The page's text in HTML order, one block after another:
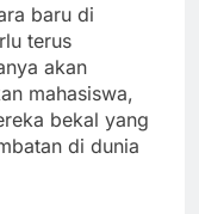
baru di
terus
akan
mahasiswa,
bekal yang
di dunia